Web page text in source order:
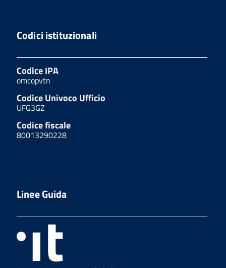
Codici istituzionali
Codice IPA
omcopvtn
Codice Univoco Ufficio
UFG3GZ
Codice fiscale
80013290228
Linee Guida